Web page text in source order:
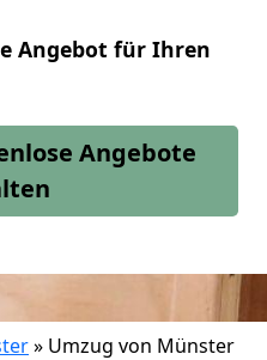
Angebot für Ihren
Angebote
» Umzug von Münster